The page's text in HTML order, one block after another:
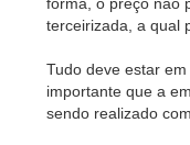
forma, o preço não
terceirizada, a qual
Tudo deve estar
importante que a
sendo realizado